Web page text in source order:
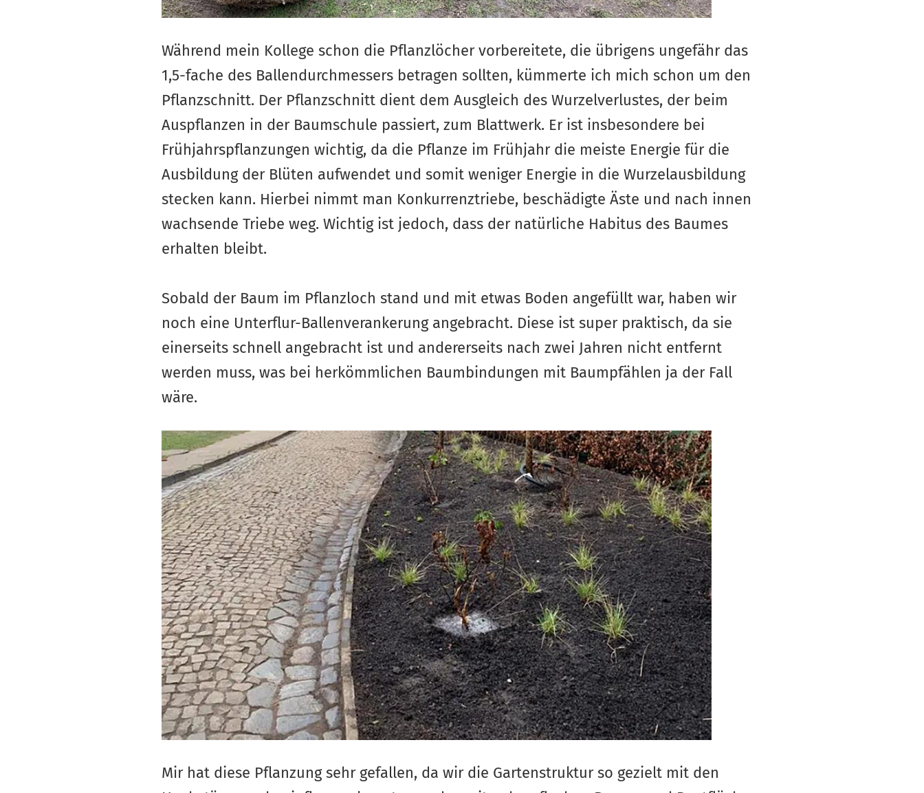
Während mein Kollege schon die Pflanzlöcher vorbereitete, die übrigens ungefähr das
1,5-fache des Ballendurchmessers betragen sollten, kümmerte ich mich schon um den
Pflanzschnitt. Der Pflanzschnitt dient dem Ausgleich des Wurzelverlustes, der beim
Auspflanzen in der Baumschule passiert, zum Blattwerk. Er ist insbesondere bei
Frühjahrspflanzungen wichtig, da die Pflanze im Frühjahr die meiste Energie für die
Ausbildung der Blüten aufwendet und somit weniger Energie in die Wurzelausbildung
stecken kann. Hierbei nimmt man Konkurrenztriebe, beschädigte Äste und nach innen
wachsende Triebe weg. Wichtig ist jedoch, dass der natürliche Habitus des Baumes
erhalten bleibt.
Sobald der Baum im Pflanzloch stand und mit etwas Boden angefüllt war, haben wir
noch eine Unterflur-Ballenverankerung angebracht. Diese ist super praktisch, da sie
einerseits schnell angebracht ist und andererseits nach zwei Jahren nicht entfernt
werden muss, was bei herkömmlichen Baumbindungen mit Baumpfählen ja der Fall
wäre.
Mir hat diese Pflanzung sehr gefallen, da wir die Gartenstruktur so gezielt mit den